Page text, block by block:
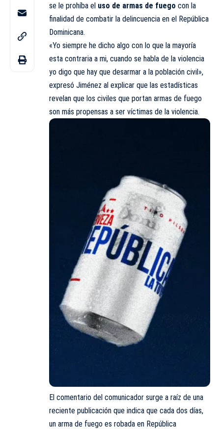
se le prohíba el uso de armas de fuego con la
finalidad de combatir la delincuencia en el República
Dominicana.
«Yo siempre he dicho algo con lo que la mayoría
esta contraria a mi, cuando se habla de la violencia
yo digo que hay que desarmar a la población civil»,
expresó Jiménez al explicar que las estadísticas
revelan que los civiles que portan armas de fuego
son más propensas a ser víctimas de la violencia.
El comentario del comunicador surge a raíz de una
reciente publicación que indica que cada dos días,
un arma de fuego es robada en República